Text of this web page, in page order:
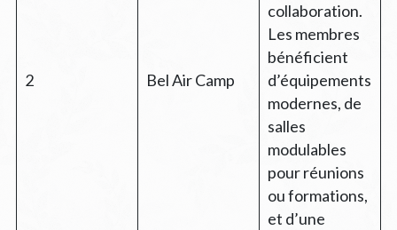
2 Bel Air Camp
collaboration.
Les membres
bénéficient
d’équipements
modernes, de
salles
modulables
pour réunions
ou formations,
et d’une